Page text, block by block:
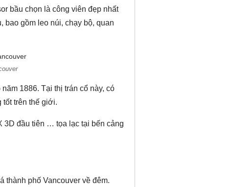
bầu chọn là công viên đẹp nhất
gồm leo núi, chạy bộ, quan
1886. Tại thị trán cổ này, có
tốt trên thế giới.
3D đầu tiên … tọa lạc tại bến cảng
thành phố Vancouver về đêm.